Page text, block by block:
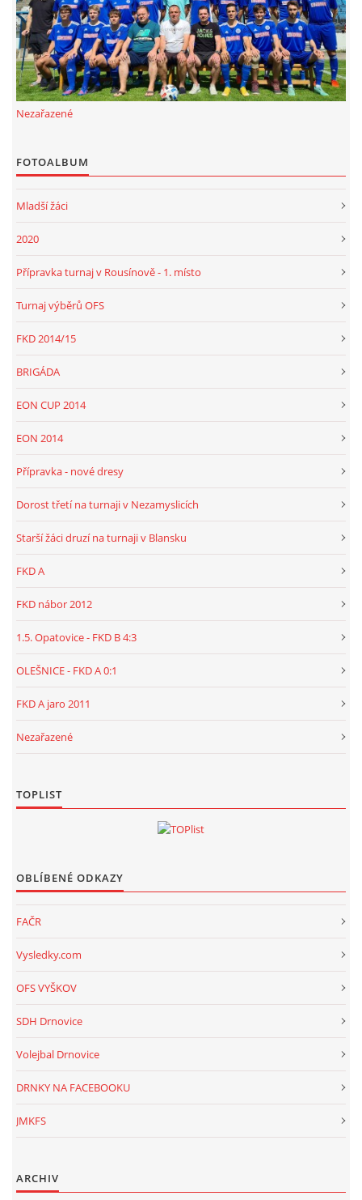
Nezařazené
FOTOALBUM
Mladší žáci
2020
Přípravka turnaj v Rousínově - 1. místo
Turnaj výběrů OFS
FKD 2014/15
BRIGÁDA
EON CUP 2014
EON 2014
Přípravka - nové dresy
Dorost třetí na turnaji v Nezamyslicích
Starší žáci druzí na turnaji v Blansku
FKD A
FKD nábor 2012
1.5. Opatovice - FKD B 4:3
OLEŠNICE - FKD A 0:1
FKD A jaro 2011
Nezařazené
TOPLIST
OBLÍBENÉ ODKAZY
FAČR
Vysledky.com
OFS VYŠKOV
SDH Drnovice
Volejbal Drnovice
DRNKY NA FACEBOOKU
JMKFS
ARCHIV